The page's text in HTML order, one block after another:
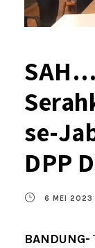
se-
DPP
6 MEI 2023
BANDUNG-